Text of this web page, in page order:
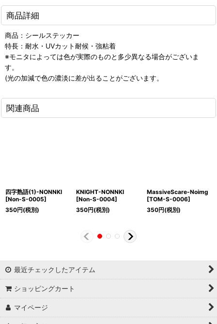
商品詳細
商品：シールステッカー
特長：耐水・UVカット耐候・強粘着
※モニタによっては色が実際のものと多少異なる場合がございま
す。
(光の加減で色の濃淡に差が出ることがございます。
関連商品
四字熟語(1)-NONNKI
[Non-S-0005]
350円(税別)
KNIGHT-NONNKI
[Non-S-0004]
350円(税別)
MassiveScare-Noimg
[TOM-S-0006]
350円(税別)
最近チェックしたアイテム
ショッピングカート
マイページ